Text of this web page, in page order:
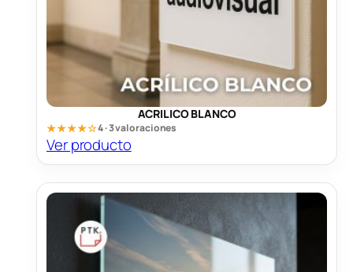
ACRILICO BLANCO
★★★★☆4 · 3 valoraciones
Ver producto